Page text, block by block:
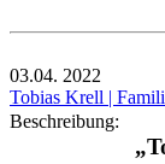
03.04. 2022
Tobias Krell |
Beschreibung: